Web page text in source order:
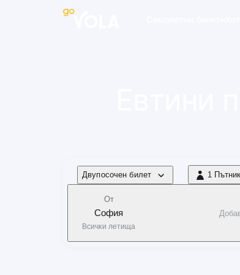
навигацията
Тип полет
Двупосочен билет 1 Пътник
1 Пътник
От
София
Всички летища